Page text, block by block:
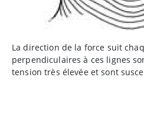
La direction de la force suit
perpendiculaires à ces lignes
tension très élevée et sont